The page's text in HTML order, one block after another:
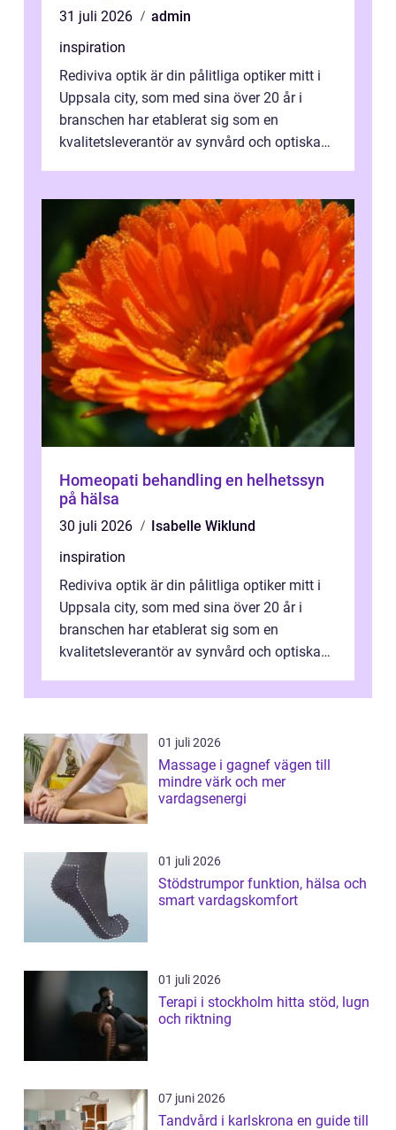
31 juli 2026
admin
inspiration
Rediviva optik är din pålitliga optiker mitt i
Uppsala city, som med sina över 20 år i
branschen har etablerat sig som en
kvalitetsleverantör av synvård och optiska
Homeopati behandling en helhetssyn
på hälsa
30 juli 2026
Isabelle Wiklund
inspiration
Rediviva optik är din pålitliga optiker mitt i
Uppsala city, som med sina över 20 år i
branschen har etablerat sig som en
kvalitetsleverantör av synvård och optiska
01 juli 2026
Massage i gagnef vägen till
mindre värk och mer
vardagsenergi
01 juli 2026
Stödstrumpor funktion, hälsa och
smart vardagskomfort
01 juli 2026
Terapi i stockholm hitta stöd, lugn
och riktning
07 juni 2026
Tandvård i karlskrona en guide till